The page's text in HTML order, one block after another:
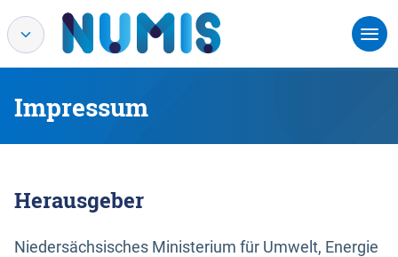
Impressum
Herausgeber
Niedersächsisches Ministerium für Umwelt, Energie